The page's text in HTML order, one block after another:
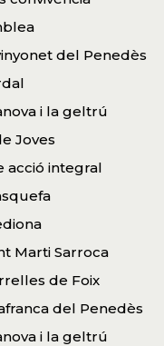
del Penedès
i la geltrú
Joves
acció integral
Marti Sarroca
de Foix
del Penedès
i la geltrú